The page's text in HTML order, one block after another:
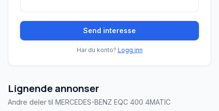
Send interesse
Har du konto? Logg inn
Lignende annonser
Andre deler til MERCEDES-BENZ EQC 400 4MATIC
Brukt - god tilstand Brukt - god tilstand